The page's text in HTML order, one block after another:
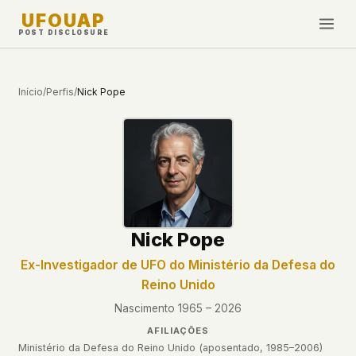
UFOUAP
POST DISCLOSURE
Cronologia
Novidades
WHAT WE DON'T USE
Google Analytics
✕Facebook Pixel
Fingerprinting
Third-party scripts
✕External fonts or CDNs
Início/Perfis/Nick Pope
Nick Pope
Ex-Investigador de UFO do Ministério da Defesa do
Reino Unido
Nascimento 1965 – 2026
AFILIAÇÕES
Ministério da Defesa do Reino Unido (aposentado, 1985–2006)